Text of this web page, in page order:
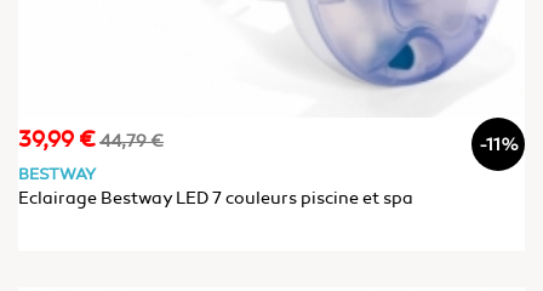
Prix
39,99 €Prix
44,79 € -11%
BESTWAY
Eclairage Bestway LED 7 couleurs piscine et spa